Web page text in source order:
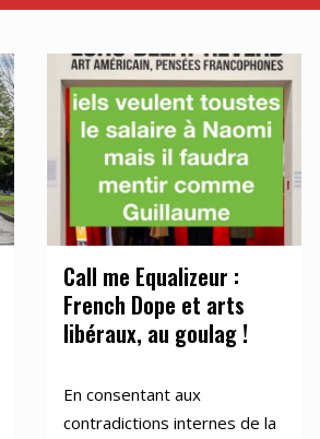
Call me Equalizeur :
French Dope et arts
libéraux, au goulag !
En consentant aux
contradictions internes de la